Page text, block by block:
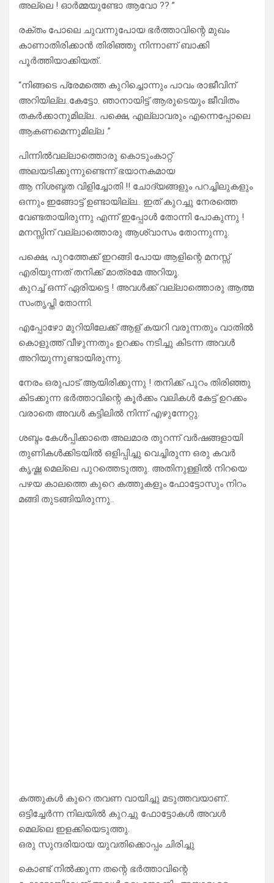
അല്ലെ ! ഓർമ്മയുണ്ടോ ആവോ ?? ”
രക്തം പോലെ ചുവന്നുപോയ ഭർത്താവിന്റെ മുഖം
കാണാതിരിക്കാൻ തിരിഞ്ഞു നിന്നാണ് ബാക്കി
പൂർത്തിയാക്കിയത്..
“നിങ്ങടെ പ്രേമത്തെ കുറിച്ചൊന്നും പാവം രാജീവിന്
അറിയില്ല..കേട്ടോ. ഞാനായിട്ട് ആരുടെയും ജീവിതം
തകർക്കാനുമില്ല.. പക്ഷെ, എല്ലാവരും എന്നെപ്പോലെ
ആകണമെന്നുമില്ല .”
പിന്നിൽവല്ലാത്തൊരു കൊടുംകാറ്റ്
അലയടിക്കുന്നുണ്ടെന്ന് ഭയാനകമായ
ആ നിശബ്ദത വിളിച്ചോതി !! ചോദ്യങ്ങളും പറച്ചിലുകളും
ഒന്നും ഇങ്ങോട്ട് ഉണ്ടായില്ല.. ഇത് കുറച്ചു നേരത്തെ
വേണ്ടതായിരുന്നു എന്ന് ഇപ്പോൾ തോന്നി പോകുന്നു !
മനസ്സിന് വല്ലാത്തൊരു ആശ്വാസം തോന്നുന്നു.
പക്ഷെ, പുറത്തേക്ക് ഇറങ്ങി പോയ ആളിന്റെ മനസ്സ്
എരിയുന്നത് തനിക്ക് മാത്രമേ അറിയൂ.
കുറച്ച് ഒന്ന് ഏരിയട്ടെ ! അവൾക്ക് വല്ലാത്തൊരു ആത്മ
സംതൃപ്തി തോന്നി.
എപ്പോഴോ മുറിയിലേക്ക് ആള് കയറി വരുന്നതും വാതിൽ
കൊളുത്ത് വീഴുന്നതും ഉറക്കം നടിച്ചു കിടന്ന അവൾ
അറിയുന്നുണ്ടായിരുന്നു.
നേരം ഒരുപാട് ആയിരിക്കുന്നു ! തനിക്ക് പുറം തിരിഞ്ഞു
കിടക്കുന്ന ഭർത്താവിന്റെ കൂർക്കം വലികൾ കേട്ട് ഉറക്കം
വരാതെ അവൾ കട്ടിലിൽ നിന്ന് എഴുന്നേറ്റു.
ശബ്ദം കേൾപ്പിക്കാതെ അലമാര തുറന്ന് വർഷങ്ങളായി
തുണികൾക്കിടയിൽ ഒളിപ്പിച്ചു വെച്ചിരുന്ന ഒരു കവർ
കൃഷ്ണ മെല്ലെ പുറത്തെടുത്തു. അതിനുള്ളിൽ നിറയെ
പഴയ കാലത്തെ കുറെ കത്തുകളും ഫോട്ടോസും നിറം
മങ്ങി തുടങ്ങിയിരുന്നു..
കത്തുകൾ കുറെ തവണ വായിച്ചു മടുത്തവയാണ്..
ഒട്ടിച്ചേർന്ന നിലയിൽ കുറച്ചു ഫോട്ടോകൾ അവൾ
മെല്ലെ ഇളക്കിയെടുത്തു.
ഒരു സുന്ദരിയായ യുവതിക്കൊപ്പം ചിരിച്ചു
കൊണ്ട് നിൽക്കുന്ന തന്റെ ഭർത്താവിന്റെ